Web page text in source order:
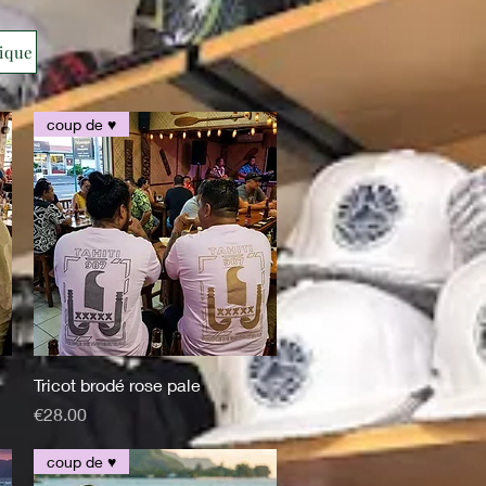
Quick View
coup de ♥️
Tricot brodé rose pale
Price
€28.00
coup de ♥️